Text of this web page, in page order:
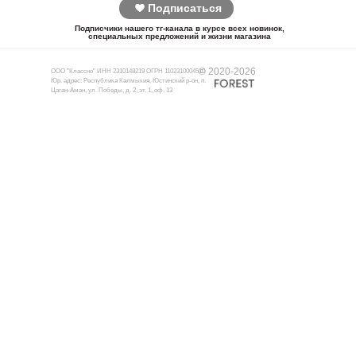
Подписаться
Подписчики нашего тг-канала в курсе всех новинок,
специальных предложений и жизни магазина
© 2020-2026
ООО "Классно" ИНН 2310148219 ОГРН 1102310004510
Юр. адрес: Республика Калмыкия, Юстинский р-он, п.
Цаган-Аман, ул. Победы, д. 2, эт. 1, оф. 13